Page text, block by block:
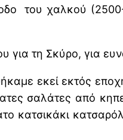
του χαλκού
για τη Σκύρο, για
εκεί εκτός
σαλάτες από
κατσικάκι